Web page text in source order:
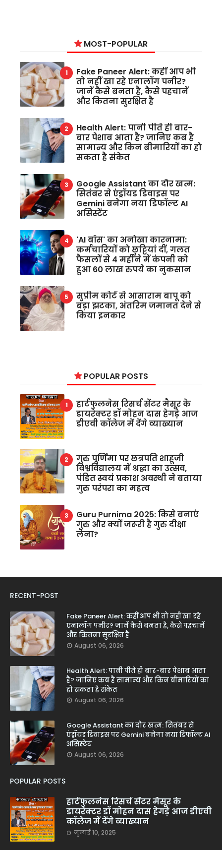
MOST-POPULAR
Fake Paneer Alert: कहीं आप भी
तो नहीं खा रहे एनालॉग पनीर?
जानें कैसे बनता है, कैसे पहचानें
और कितना सुरक्षित है
Health Alert: पानी पीते ही बार-
बार पेशाब आता है? जानिए कब है
सामान्य और किन बीमारियों का हो
सकता है संकेत
Google Assistant का दौर खत्म:
सितंबर से एंड्रॉयड डिवाइस पर
Gemini बनेगा नया डिफॉल्ट AI
असिस्टेंट
'AI बॉस' का अनोखा कारनामा:
कर्मचारियों को छुट्टियां दीं, गलत
फैसलों से 4 महीने में कंपनी को
हुआ 60 लाख रुपये का नुकसान
सुप्रीम कोर्ट से आसाराम बापू को
बड़ा झटका, अंतरिम जमानत देने से
किया इनकार
POPULAR POSTS
हार्टफुलनेस रिसर्च सेंटर मैसूर के
डायरेक्टर डॉ मोहन दास हेगड़े आज
डीएवी कॉलेज में देंगे व्याख्यान
गुरु पूर्णिमा पर छत्रपति शाहूजी
विश्वविद्यालय में श्रद्धा का उत्सव,
पंडित स्वयं प्रकाश अवस्थी ने बताया
गुरु परंपरा का महत्व
Guru Purnima 2025: किसे बनाएं
गुरु और क्यों जरूरी है गुरु दीक्षा
लेना?
RECENT-POST
Fake Paneer Alert: कहीं आप भी तो नहीं खा रहे
एनालॉग पनीर? जानें कैसे बनता है, कैसे पहचानें
और कितना सुरक्षित है
August 06, 2026
Health Alert: पानी पीते ही बार-बार पेशाब आता
है? जानिए कब है सामान्य और किन बीमारियों का
हो सकता है संकेत
August 06, 2026
Google Assistant का दौर खत्म: सितंबर से
एंड्रॉयड डिवाइस पर Gemini बनेगा नया डिफॉल्ट AI
असिस्टेंट
August 06, 2026
POPULAR POSTS
हार्टफुलनेस रिसर्च सेंटर मैसूर के
डायरेक्टर डॉ मोहन दास हेगड़े आज डीएवी
कॉलेज में देंगे व्याख्यान
जुलाई 10, 2025